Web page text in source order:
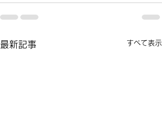
最新記事 すべて表示